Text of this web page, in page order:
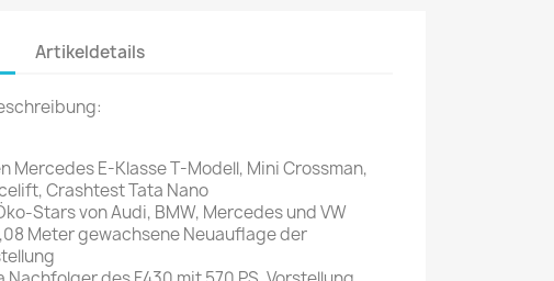
Mann
SONSTIGE
Artikeldetails
Mercedes E-Klasse T-Modell, Mini Crossman,
Crashtest Tata Nano
Stars von Audi, BMW, Mercedes und VW
Meter gewachsene Neuauflage der